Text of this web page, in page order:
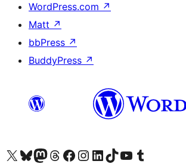
WordPress.com ↗
Matt ↗
bbPress ↗
BuddyPress ↗
Visiteu el nostre compte X (abans Twitter)
Visiteu el nostre compte de Bluesky
Visiteu el nostre compte al Mastodon
Visiteu el nostre compte de Threads
Visiteu la nostra pàgina al Facebook
Visiteu el nostre compte d'Instagram
Visiteu el nostre compte de LinkedIn
Visiteu el nostre compte de TikTok
Visiteu el nostre canal al YouTube
Visiteu el nostre compte de Tumblr